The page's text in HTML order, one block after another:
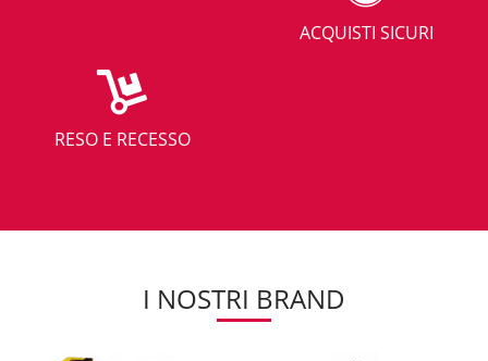
ACQUISTI SICURI
RESO E RECESSO
I NOSTRI BRAND